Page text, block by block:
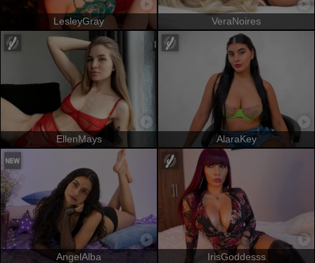
LesleyGray VeraNoires
EllenMays AlaraKey
AngelAlba IrisGoddesss